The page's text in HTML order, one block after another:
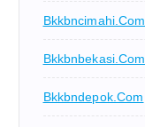
Bkkbncimahi.com
Bkkbnbekasi.com
Bkkbndepok.com